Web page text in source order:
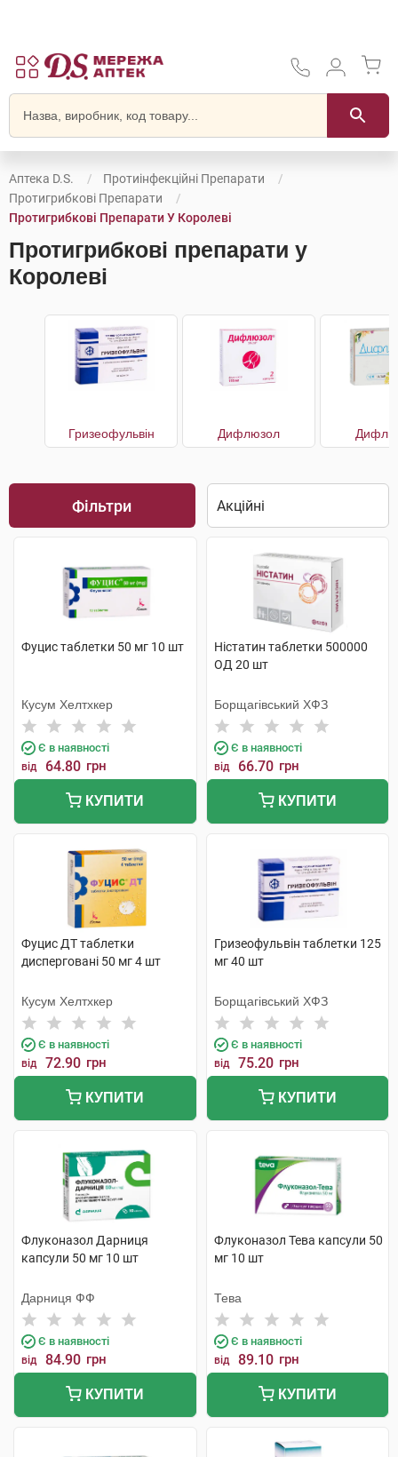
Аптека D.S.
Протиінфекційні Препарати
Протигрибкові Препарати
Протигрибкові Препарати У Королеві
Протигрибкові препарати у
Королеві
Гризеофульвін Дифлюзол
Фільтри
Фуцис таблетки 50 мг 10 шт
Кусум Хелтхкер
Є в наявності
від 64.80 грн
КУПИТИ
Ністатин таблетки 500000
ОД 20 шт
Борщагівський ХФЗ
Є в наявності
від 66.70 грн
КУПИТИ
Фуцис ДТ таблетки
дисперговані 50 мг 4 шт
Кусум Хелтхкер
Є в наявності
від 72.90 грн
КУПИТИ
Гризеофульвін таблетки 125
мг 40 шт
Борщагівський ХФЗ
Є в наявності
від 75.20 грн
КУПИТИ
Флуконазол Дарниця
капсули 50 мг 10 шт
Дарниця ФФ
Є в наявності
від 84.90 грн
КУПИТИ
Флуконазол Тева капсули 50
мг 10 шт
Тева
Є в наявності
від 89.10 грн
КУПИТИ